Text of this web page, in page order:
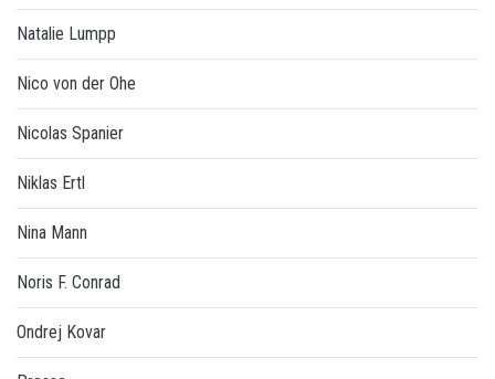
Natalie Lumpp
Nico von der Ohe
Nicolas Spanier
Niklas Ertl
Nina Mann
Noris F. Conrad
Ondrej Kovar